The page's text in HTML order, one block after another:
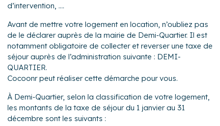
d’intervention, ....
Avant de mettre votre logement en location, n’oubliez pas
de le déclarer auprès de la mairie de Demi-Quartier. Il est
notamment obligatoire de collecter et reverser une taxe de
séjour auprès de l’administration suivante : DEMI-
QUARTIER.
Cocoonr peut réaliser cette démarche pour vous.
À Demi-Quartier, selon la classification de votre logement,
les montants de la taxe de séjour du 1 janvier au 31
décembre sont les suivants :